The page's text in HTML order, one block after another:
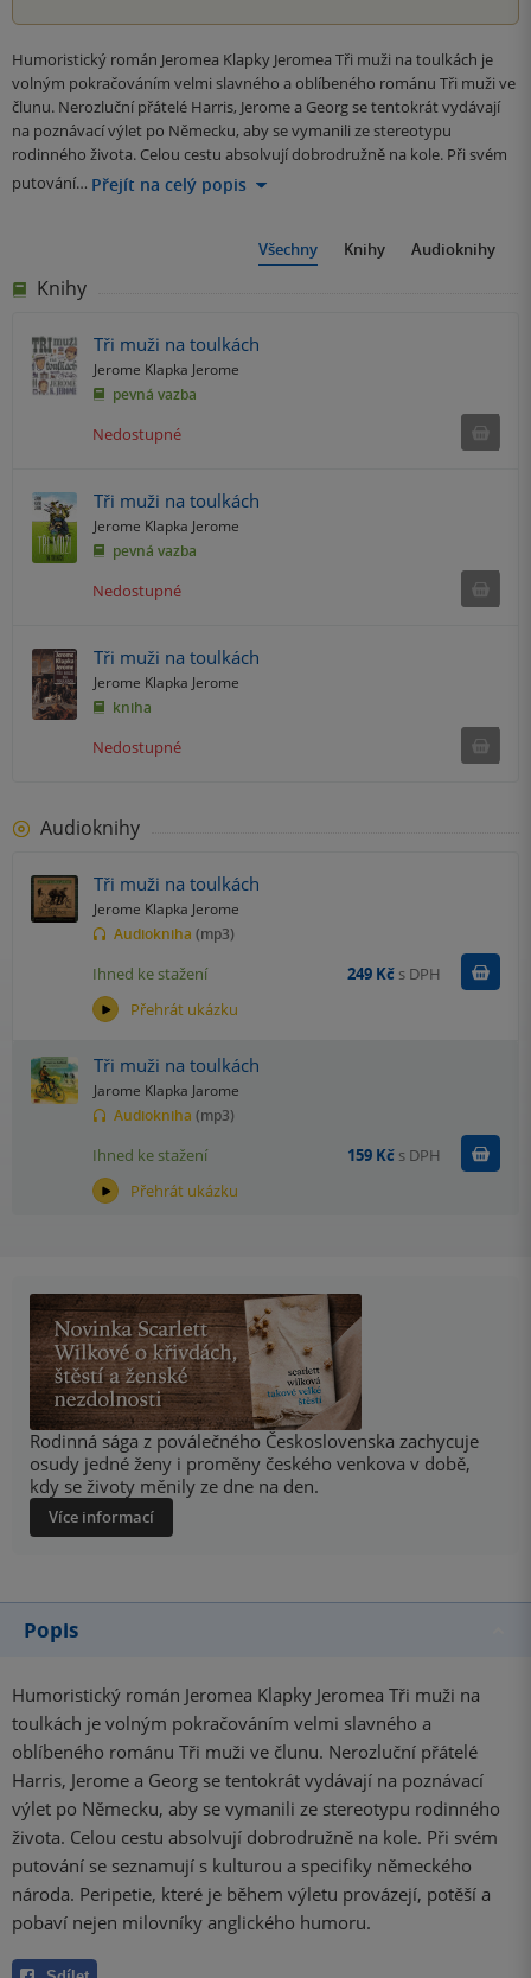
Humoristický román Jeromea Klapky Jeromea Tři muži na toulkách je
volným pokračováním velmi slavného a oblíbeného románu Tři muži ve
člunu. Nerozluční přátelé Harris, Jerome a Georg se tentokrát vydávají
na poznávací výlet po Německu, aby se vymanili ze stereotypu
rodinného života. Celou cestu absolvují dobrodružně na kole. Při svém
putování… Přejít na celý popis
Všechny Knihy Audioknihy
Knihy
Tři muži na toulkách
Jerome Klapka Jerome
pevná vazba
Nedostupné
Tři muži na toulkách
Jerome Klapka Jerome
pevná vazba
Nedostupné
Tři muži na toulkách
Jerome Klapka Jerome
kniha
Nedostupné
Audioknihy
Tři muži na toulkách
Jerome Klapka Jerome
Audiokniha (mp3)
Přehrát ukázku
Ihned ke stažení 249 Kč s DPH Koupit
Tři muži na toulkách
Jarome Klapka Jarome
Audiokniha (mp3)
Přehrát ukázku
Ihned ke stažení 159 Kč s DPH Koupit
Rodinná sága z poválečného Československa zachycuje
osudy jedné ženy i proměny českého venkova v době,
kdy se životy měnily ze dne na den.
Více informací
Popis
Humoristický román Jeromea Klapky Jeromea Tři muži na
toulkách je volným pokračováním velmi slavného a
oblíbeného románu Tři muži ve člunu. Nerozluční přátelé
Harris, Jerome a Georg se tentokrát vydávají na poznávací
výlet po Německu, aby se vymanili ze stereotypu rodinného
života. Celou cestu absolvují dobrodružně na kole. Při svém
putování se seznamují s kulturou a specifiky německého
národa. Peripetie, které je během výletu provázejí, potěší a
pobaví nejen milovníky anglického humoru.